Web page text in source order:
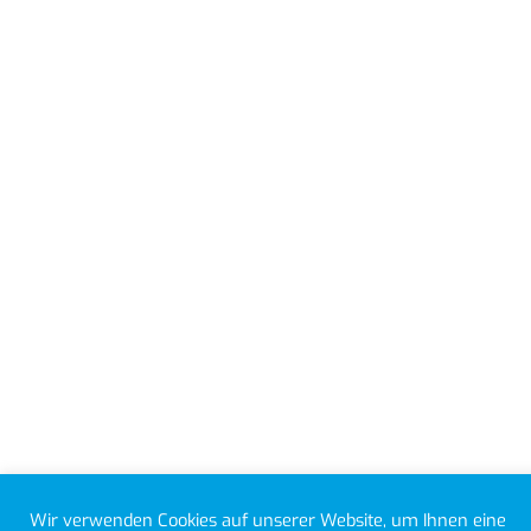
Wir verwenden Cookies auf unserer Website, um Ihnen eine